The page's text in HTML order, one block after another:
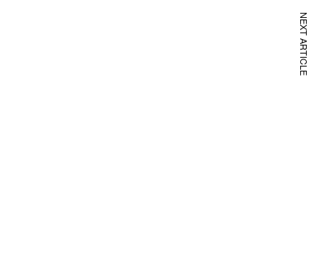
NEXT ARTICLE